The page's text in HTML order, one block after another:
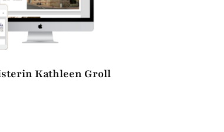
Kathleen Groll